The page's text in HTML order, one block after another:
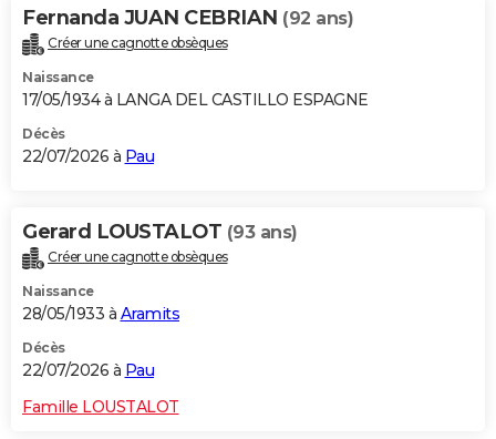
Fernanda JUAN CEBRIAN (92 ans)
Créer une cagnotte obsèques
Naissance
17/05/1934 à LANGA DEL CASTILLO ESPAGNE
Décès
22/07/2026 à Pau
Gerard LOUSTALOT (93 ans)
Créer une cagnotte obsèques
Naissance
28/05/1933 à Aramits
Décès
22/07/2026 à Pau
Famille LOUSTALOT